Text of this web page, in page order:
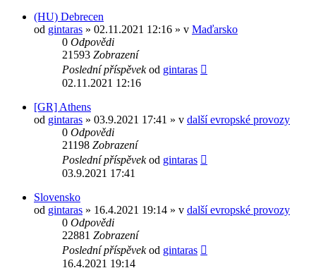
(HU) Debrecen
od gintaras » 02.11.2021 12:16 » v Maďarsko
0 Odpovědi
21593 Zobrazení
Poslední příspěvekod gintaras
02.11.2021 12:16
[GR] Athens
od gintaras » 03.9.2021 17:41 » v další evropské provozy
0 Odpovědi
21198 Zobrazení
Poslední příspěvekod gintaras
03.9.2021 17:41
Slovensko
od gintaras » 16.4.2021 19:14 » v další evropské provozy
0 Odpovědi
22881 Zobrazení
Poslední příspěvekod gintaras
16.4.2021 19:14